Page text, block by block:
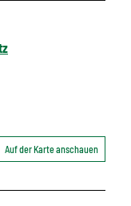
Auf der Karte anschauen